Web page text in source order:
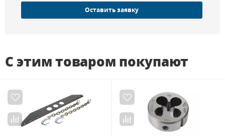
Оставить заявку
С этим товаром покупают